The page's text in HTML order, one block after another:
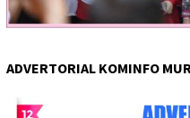
ADVERTORIAL KOMINFO